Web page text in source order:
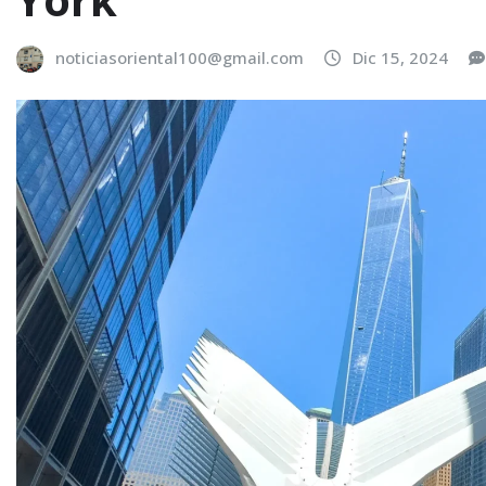
noticiasoriental100@gmail.com Dic 15, 2024